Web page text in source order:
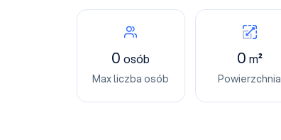
0osób
Max liczba osób
0 m²
Powierzchnia